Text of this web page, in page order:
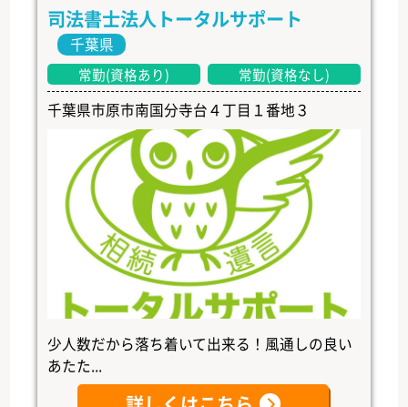
司法書士法人トータルサポート
千葉県
常勤(資格あり) 常勤(資格なし)
千葉県市原市南国分寺台４丁目１番地３
少人数だから落ち着いて出来る！風通しの良い
あたた...